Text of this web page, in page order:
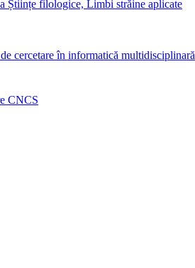
Științe filologice, Limbi străine aplicate
cercetare în informatică multidisciplinară
CNCS